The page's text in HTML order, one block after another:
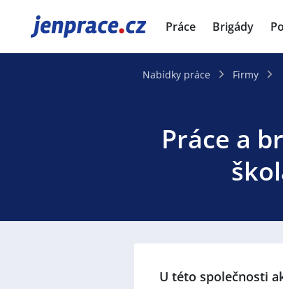
JenPráce.cz Práce Brigády
Nabídky práce Firmy
Práce a
U této společnosti